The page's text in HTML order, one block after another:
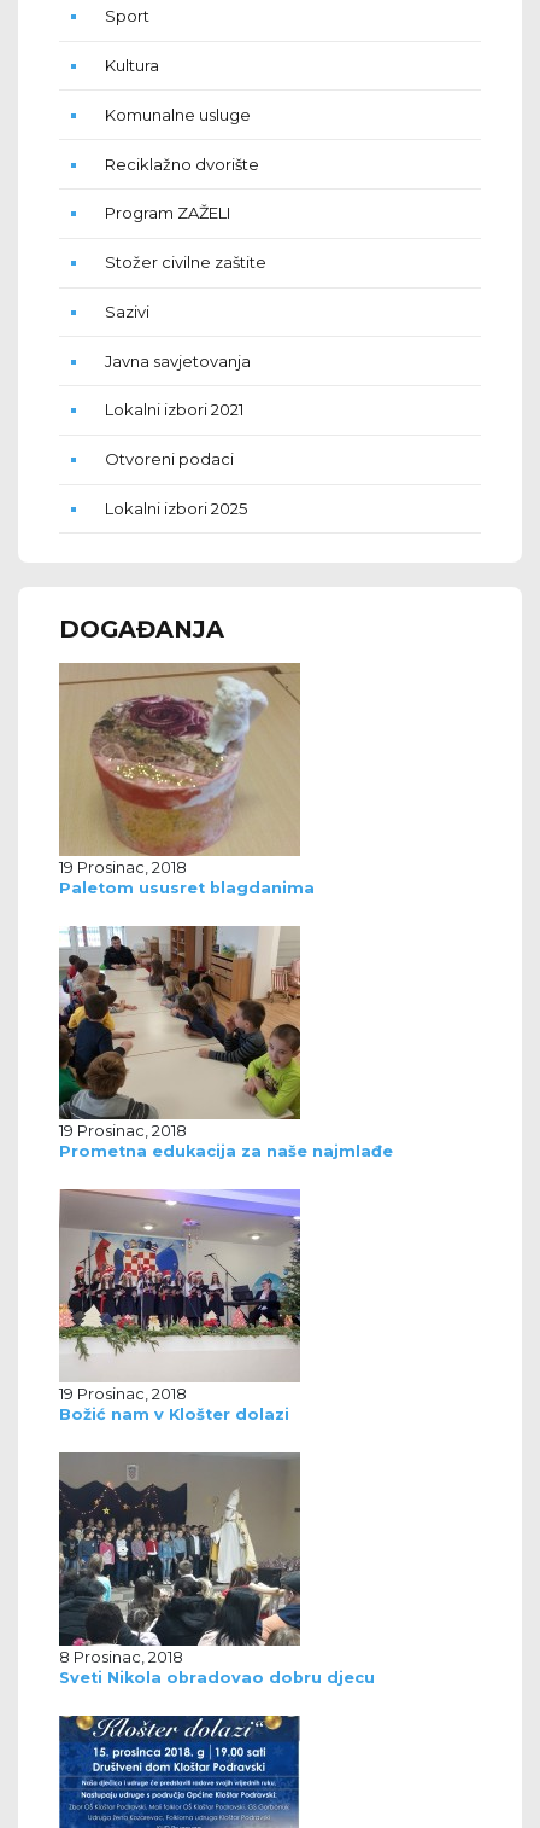
Sport
Kultura
Komunalne usluge
Reciklažno dvorište
Program ZAŽELI
Stožer civilne zaštite
Sazivi
Javna savjetovanja
Lokalni izbori 2021
Otvoreni podaci
Lokalni izbori 2025
DOGAĐANJA
19 Prosinac, 2018
Paletom ususret blagdanima
19 Prosinac, 2018
Prometna edukacija za naše najmlađe
19 Prosinac, 2018
Božić nam v Klošter dolazi
8 Prosinac, 2018
Sveti Nikola obradovao dobru djecu